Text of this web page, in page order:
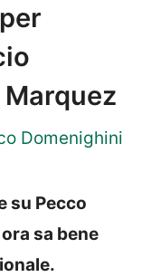
Domenighini
su Pecco
sa bene